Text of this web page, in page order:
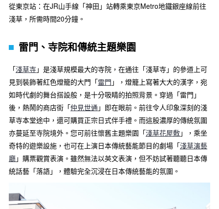
從東京站：在JR山手線「神田」站轉乘東京Metro地鐵銀座線前往
淺草，所需時間20分鐘。
雷門、寺院和傳統主題樂園
「淺草寺」是淺草規模最大的寺院，在通往「淺草寺」的參道上可
見到裝飾著紅色燈籠的大門「雷門 」，燈籠上寫著大大的漢字，宛
如時代劇的舞台搭設般，是十分吸睛的拍照背景。穿過「雷門」
後，熱鬧的商店街「仲見世通 」即在眼前。前往令人印象深刻的淺
草寺本堂途中，還可購買正宗日式伴手禮。而這股濃厚的傳統氛圍
亦蔓延至寺院境外。您可前往懷舊主題樂園「淺草花屋敷」，乘坐
奇特的遊樂設施，也可在上演日本傳統藝能節目的劇場「淺草演藝
廳」購票觀賞表演。雖然無法以英文表演，但不妨試著聽聽日本傳
統話藝「落語」，體驗完全沉浸在日本傳統藝能的氛圍。